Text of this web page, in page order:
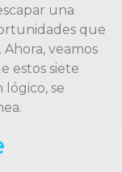
una
que
veamos
estos siete
se